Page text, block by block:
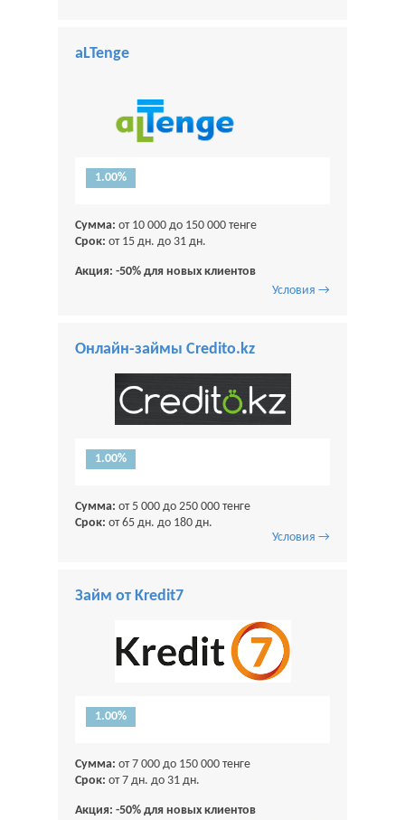
aLTenge
1.00%
Сумма: от 10 000 до 150 000 тенге
Срок: от 15 дн. до 31 дн.
Акция: -50% для новых клиентов
Условия →
Онлайн-займы Credito.kz
1.00%
Сумма: от 5 000 до 250 000 тенге
Срок: от 65 дн. до 180 дн.
Условия →
Займ от Kredit7
1.00%
Сумма: от 7 000 до 150 000 тенге
Срок: от 7 дн. до 31 дн.
Акция: -50% для новых клиентов